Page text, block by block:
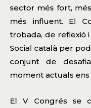
sector més fort,
més influent. El
trobada, de reflexió
Social català per
conjunt de
moment actuals
El V Congrés se